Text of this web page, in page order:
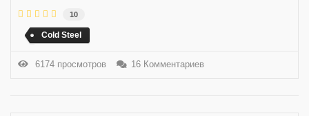
10
Cold Steel
6174 просмотров 16 Комментариев